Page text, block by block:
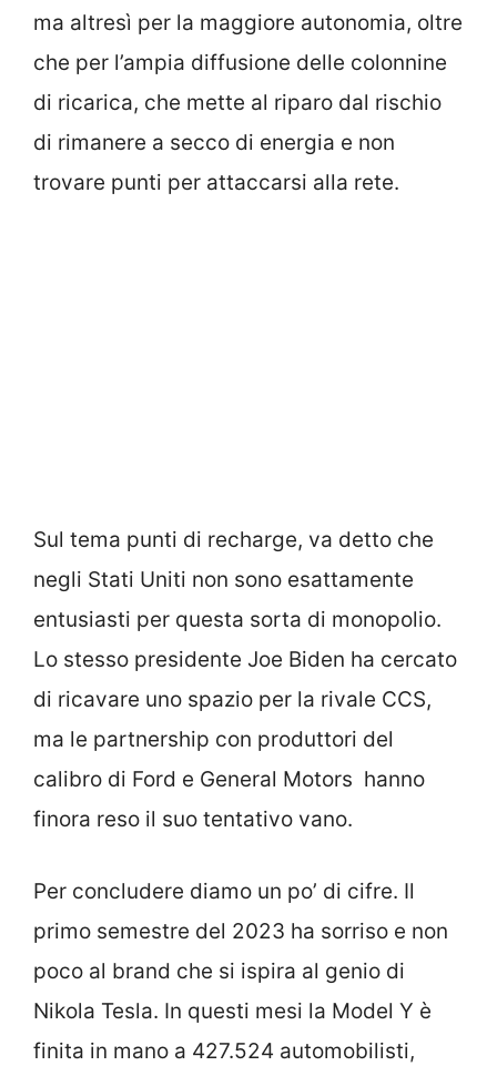
ma altresì per la maggiore autonomia, oltre
che per l’ampia diffusione delle colonnine
di ricarica, che mette al riparo dal rischio
di rimanere a secco di energia e non
trovare punti per attaccarsi alla rete.
Sul tema punti di recharge, va detto che
negli Stati Uniti non sono esattamente
entusiasti per questa sorta di monopolio.
Lo stesso presidente Joe Biden ha cercato
di ricavare uno spazio per la rivale CCS,
ma le partnership con produttori del
calibro di Ford e General Motors hanno
finora reso il suo tentativo vano.
Per concludere diamo un po’ di cifre. Il
primo semestre del 2023 ha sorriso e non
poco al brand che si ispira al genio di
Nikola Tesla. In questi mesi la Model Y è
finita in mano a 427.524 automobilisti,